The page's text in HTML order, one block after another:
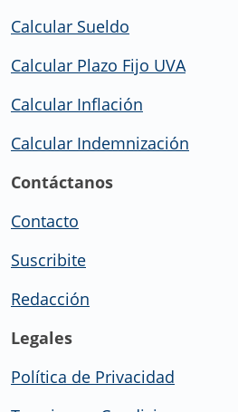
Calcular Sueldo
Calcular Plazo Fijo UVA
Calcular Inflación
Calcular Indemnización
Contáctanos
Contacto
Suscribite
Redacción
Legales
Política de Privacidad